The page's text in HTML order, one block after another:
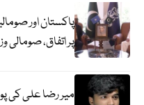
پاکستان اور
پر اتفاق، صومالی
میر رضا علی کی